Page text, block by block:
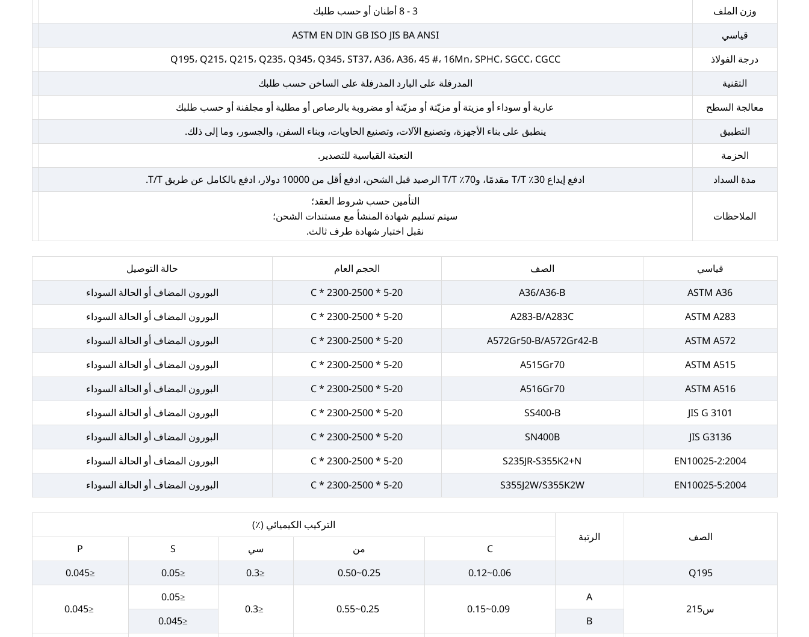
وزن الملف
3 - 8 أطنان أو حسب طلبك
قياسي
ASTM EN DIN GB ISO JIS BA ANSI
درجة الفولاذ
Q195، Q215، Q215، Q235، Q345، Q345، ST37، A36، A36، 45 #، 16Mn، SPHC، SGCC، CGCC
التقنية
المدرفلة على البارد المدرفلة على الساخن حسب طلبك
معالجة السطح
عارية أو سوداء أو مزيتة أو مزيّتة أو مزيّتة أو مضروبة بالرصاص أو مطلية أو مجلفنة أو حسب طلبك
التطبيق
ينطبق على بناء الأجهزة، وتصنيع الآلات، وتصنيع الحاويات، وبناء السفن، والجسور، وما إلى ذلك.
الحزمة
التعبئة القياسية للتصدير.
مدة السداد
ادفع إيداع 30٪ T/T مقدمًا، و70٪ T/T الرصيد قبل الشحن، ادفع أقل من 10000 دولار، ادفع بالكامل عن طريق T/T.
الملاحظات
التأمين حسب شروط العقد؛
سيتم تسليم شهادة المنشأ مع مستندات الشحن؛
نقبل اختبار شهادة طرف ثالث.
قياسي الصف الحجم العام
حالة التوصيل
ASTM A36
A36/A36-B
5-20 * 2300-2500 * C
البورون المضاف أو الحالة السوداء
ASTM A283
A283-B/A283C
5-20 * 2300-2500 * C
البورون المضاف أو الحالة السوداء
ASTM A572
A572Gr50-B/A572Gr42-B
5-20 * 2300-2500 * C
البورون المضاف أو الحالة السوداء
ASTM A515
A515Gr70
5-20 * 2300-2500 * C
البورون المضاف أو الحالة السوداء
ASTM A516
A516Gr70
5-20 * 2300-2500 * C
البورون المضاف أو الحالة السوداء
JIS G 3101
SS400-B
5-20 * 2300-2500 * C
البورون المضاف أو الحالة السوداء
JIS G3136
SN400B
5-20 * 2300-2500 * C
البورون المضاف أو الحالة السوداء
EN10025-2:2004
S235JR-S355K2+N
5-20 * 2300-2500 * C
البورون المضاف أو الحالة السوداء
EN10025-5:2004
S355J2W/S355K2W
5-20 * 2300-2500 * C البورون المضاف أو الحالة السوداء
الصف الرتبة
التركيب الكيميائي (٪)
C
من سي S
P
Q195
0.06~0.12
0.25~0.50
≤0.3
≤0.05
≤0.045
س215
A
0.25~0.55
≤0.3
≤0.05
≤0.045
B
≤0.045